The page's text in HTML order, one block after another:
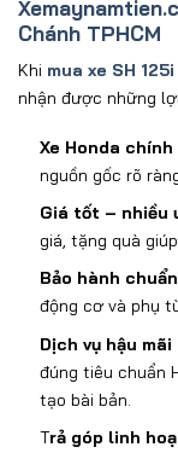
Chánh TPHCM
Khi mua xe SH
nhận được những lợ
Xe Honda
nguồn gốc rõ
Giá tốt – nhiều
giá, tặng quà
Bảo hành chu
động cơ và phụ t
Dịch vụ hậu mãi
đúng tiêu chuẩn
tạo bài bản.
Trả góp linh ho